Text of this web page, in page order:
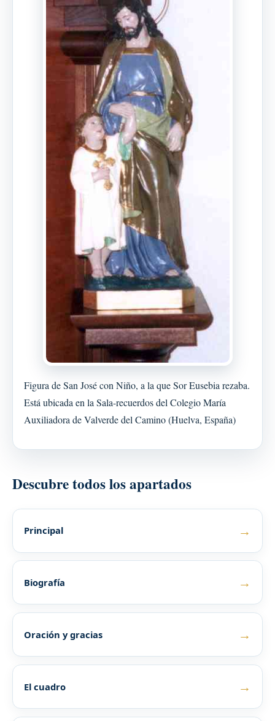
Figura de San José con Niño, a la que Sor Eusebia rezaba.
Está ubicada en la Sala-recuerdos del Colegio María
Auxiliadora de Valverde del Camino (Huelva, España)
Descubre todos los apartados
Principal →
Biografía →
Oración y gracias →
El cuadro →